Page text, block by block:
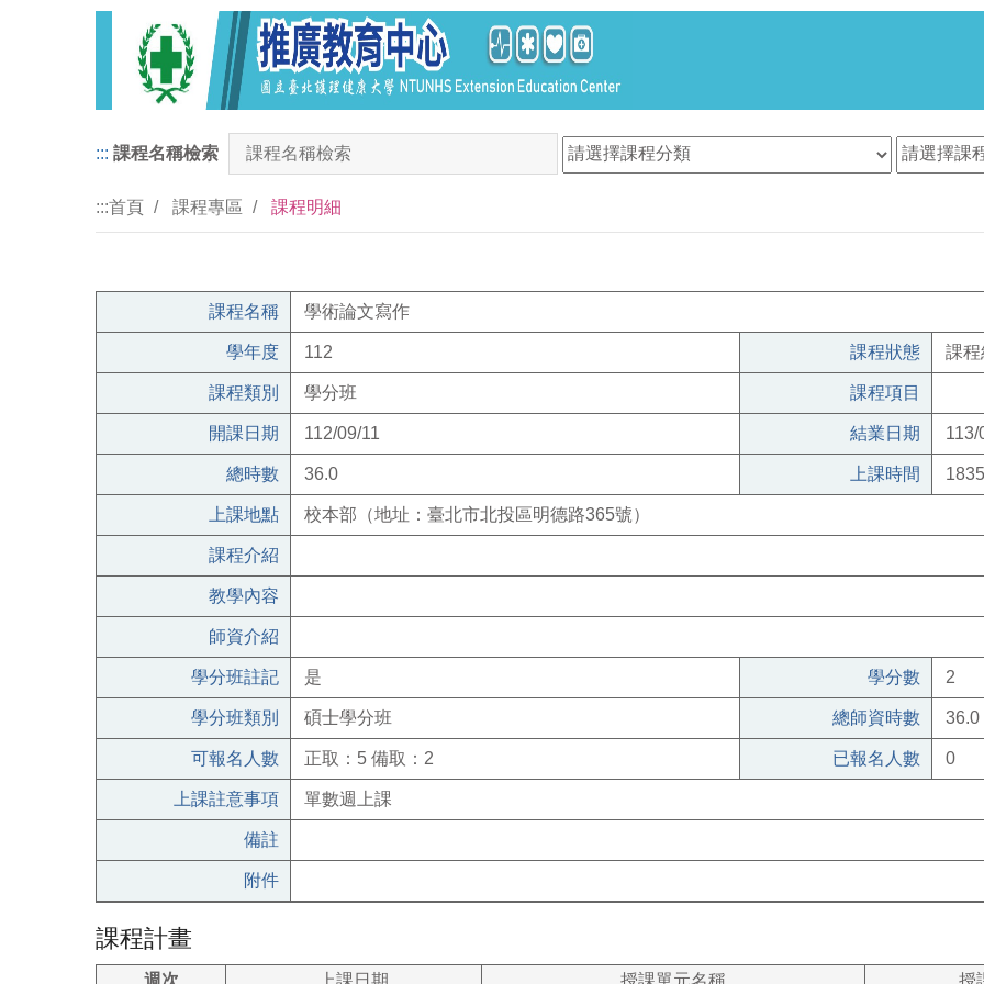
::: 課程名稱檢索
:::首頁 課程專區 課程明細
課程名稱 學術論文寫作
學年度 112 課程狀態 課程
課程類別 學分班 課程項目
開課日期 112/09/11 結業日期 113/
總時數 36.0 上課時間
上課地點 校本部（地址：臺北市北投區明德路365號）
課程介紹
教學內容
師資介紹
學分班註記 是 學分數 2
學分班類別 碩士學分班 總師資時數 36.0
可報名人數 正取：5 備取：2 已報名人數 0
上課註意事項 單數週上課
備註
附件
課程計畫